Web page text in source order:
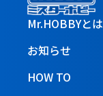
Mr.HOBBYとは
お知らせ
HOW TO